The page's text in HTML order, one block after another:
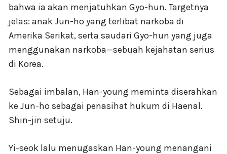
bahwa ia akan menjatuhkan Gyo-hun. Targetnya
jelas: anak Jun-ho yang terlibat narkoba di
Amerika Serikat, serta saudari Gyo-hun yang juga
menggunakan narkoba—sebuah kejahatan serius
di Korea.
Sebagai imbalan, Han-young meminta diserahkan
ke Jun-ho sebagai penasihat hukum di Haenal.
Shin-jin setuju.
Yi-seok lalu menugaskan Han-young menangani